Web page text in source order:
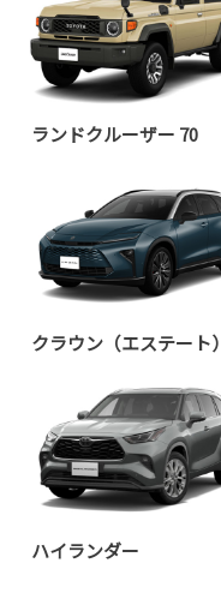
ランドクルーザー 70
クラウン（エステート）
ハイランダー